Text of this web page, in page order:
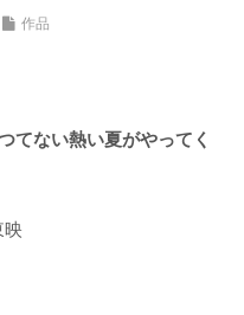
作品
てない熱い夏がやってく
映